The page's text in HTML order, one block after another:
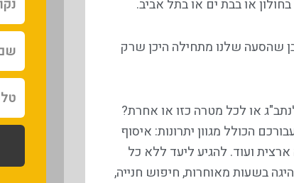
או בבת ים או בתל אביב.
שהסעה שלנו מתחילה היכן שרק
או לכל מטרה כזו או אחרת?
הכולל מגוון יתרונות: איסוף
ארצית ועוד. להגיע ליעד ללא כל
בשעות מאוחרות, חיפוש חנייה,
הגעה
שם
טלפון